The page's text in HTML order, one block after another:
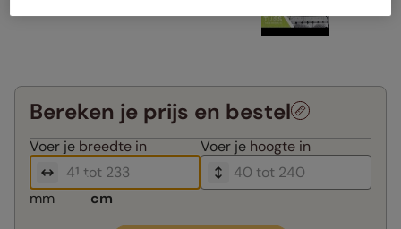
Bereken je prijs en bestel
Voer je breedte in Voer je hoogte in
mm cm